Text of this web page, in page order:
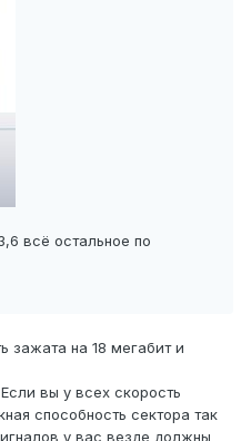
всё остальное по
зажата на 18 мегабит и
вы у всех скорость
способность сектора так
у вас везде должны